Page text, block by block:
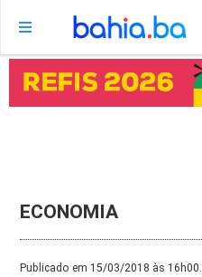
ECONOMIA
Publicado em 15/03/2018 às 16h00.